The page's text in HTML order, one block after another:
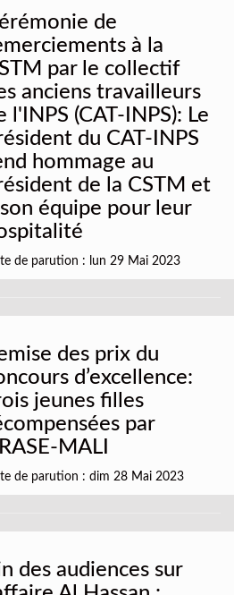
de
à la
par le collectif
anciens travailleurs
l'INPS (CAT-INPS): Le
du CAT-INPS
hommage au
de la CSTM et
équipe pour leur
de parution : lun 29 Mai 2023
des prix du
d’excellence:
jeunes filles
par
MALI
de parution : dim 28 Mai 2023
des audiences sur